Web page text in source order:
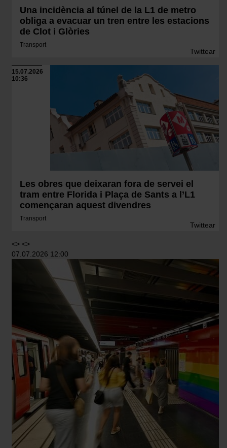
Una incidència al túnel de la L1 de metro
obliga a evacuar un tren entre les estacions
de Clot i Glòries
Transport
Twittear
15.07.2026
10:36
Les obres que deixaran fora de servei el
tram entre Florida i Plaça de Sants a l’L1
començaran aquest divendres
Transport
Twittear
<> <>
07.07.2026 12:00